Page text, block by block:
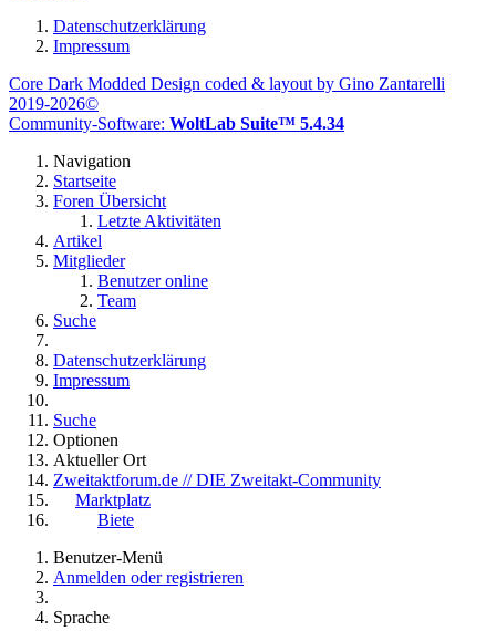
Datenschutzerklärung
Impressum
Core Dark Modded Design coded & layout by Gino Zantarelli
2019-2026©
Community-Software: WoltLab Suite™ 5.4.34
Navigation
Startseite
Foren Übersicht
Letzte Aktivitäten
Artikel
Mitglieder
Benutzer online
Team
Suche
Datenschutzerklärung
Impressum
Suche
Optionen
Aktueller Ort
Zweitaktforum.de // DIE Zweitakt-Community
Marktplatz
Biete
Benutzer-Menü
Anmelden oder registrieren
Sprache